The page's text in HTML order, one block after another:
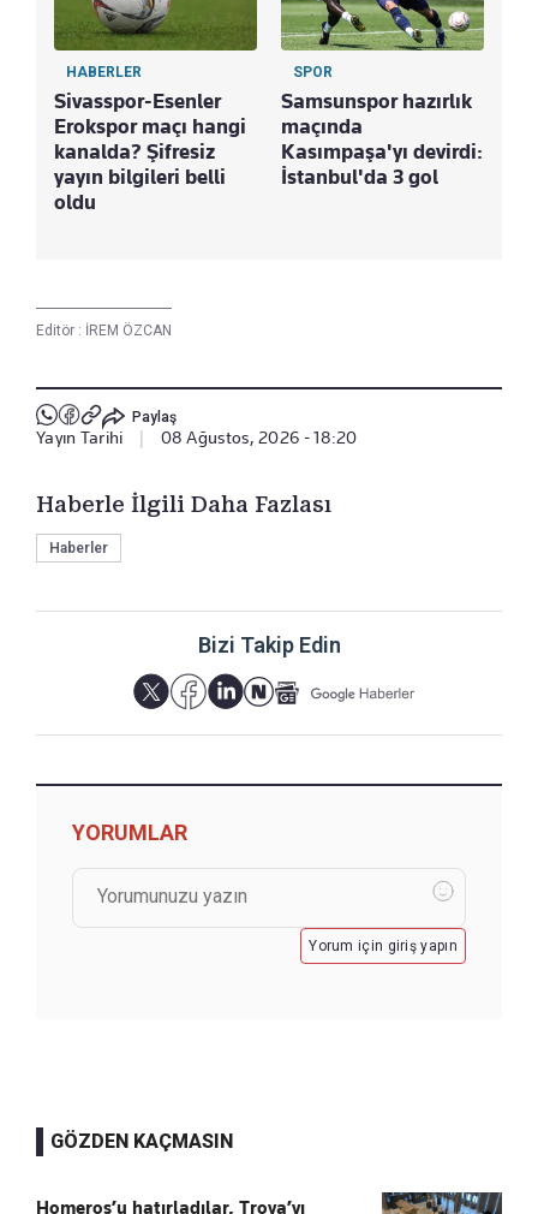
HABERLER
Sivasspor-Esenler
Erokspor maçı hangi
kanalda? Şifresiz
yayın bilgileri belli
oldu
SPOR
Samsunspor hazırlık
maçında
Kasımpaşa'yı devirdi:
İstanbul'da 3 gol
Editör : İREM ÖZCAN
Paylaş
Yayın Tarihi 08 Ağustos, 2026 - 18:20
Haberle İlgili Daha Fazlası
Haberler
Bizi Takip Edin
YORUMLAR
Yorum için giriş yapın
GÖZDEN KAÇMASIN
Homeros’u hatırladılar, Troya’yı